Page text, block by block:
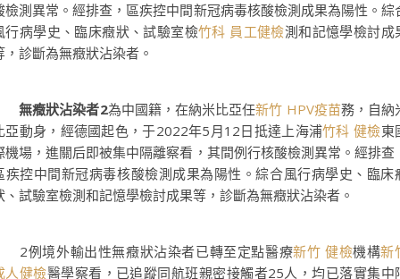
檢測異常。經排查，區疾控中間新冠病毒核酸檢測成果為陽性。綜
行病學史、臨床癥狀、試驗室檢竹科 員工健檢測和記憶學檢討成
，診斷為無癥狀沾染者。
無癥狀沾染者2為中國籍，在納米比亞任新竹 HPV疫苗務，自納
亞動身，經德國起色，于2022年5月12日抵達上海浦竹科 健檢東
機場，進關后即被集中隔離察看，其間例行核酸檢測異常。經排查
疾控中間新冠病毒核酸檢測成果為陽性。綜合風行病學史、臨床
、試驗室檢測和記憶學檢討成果等，診斷為無癥狀沾染者。
境外輸出性無癥狀沾染者已轉至定點醫療新竹 健檢機構新
人健檢醫學察看，已追蹤同航班親密接觸者25人，均已落實集中